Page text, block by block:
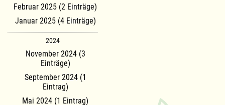
Februar 2025 (2 Einträge)
Januar 2025 (4 Einträge)
2024
November 2024 (3
Einträge)
September 2024 (1
Eintrag)
Mai 2024 (1 Eintrag)